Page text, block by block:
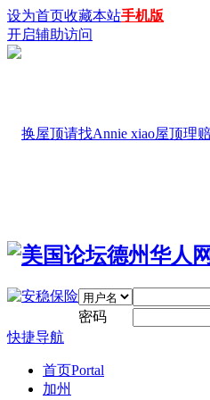
设为首页收藏本站手机版
开启辅助访问
密码
快捷导航
首页Portal
加州